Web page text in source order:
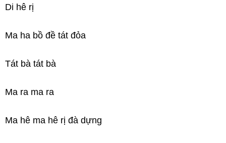
Di hê rị
Ma ha bồ đề tát đỏa
Tát bà tát bà
Ma ra ma ra
Ma hê ma hê rị đà dựng